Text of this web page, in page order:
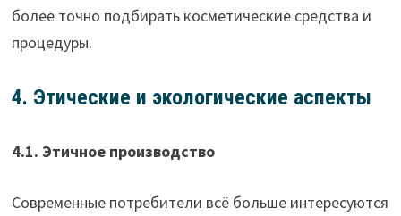
более точно подбирать косметические средства и
процедуры.
4. Этические и экологические аспекты
4.1. Этичное производство
Современные потребители всё больше интересуются